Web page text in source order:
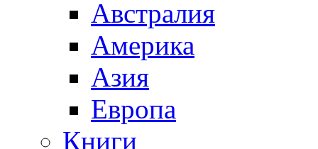
Австралия
Америка
Азия
Европа
Книги